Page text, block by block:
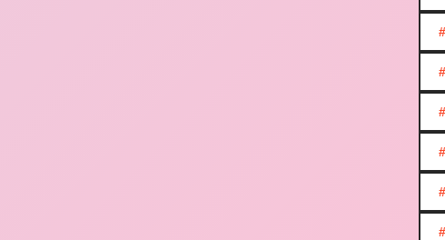
#
#
#
#
#
#